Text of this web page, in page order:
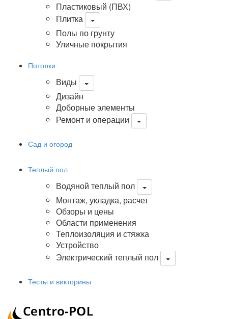
Пластиковый (ПВХ)
Плитка
Полы по грунту
Уличные покрытия
Потолки
Виды
Дизайн
Доборные элементы
Ремонт и операции
Сад и огород
Теплый пол
Водяной теплый пол
Монтаж, укладка, расчет
Обзоры и цены
Области применения
Теплоизоляция и стяжка
Устройство
Электрический теплый пол
Тесты и викторины